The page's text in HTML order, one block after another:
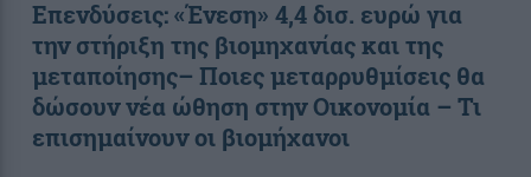
Επενδύσεις: «Ένεση» 4,4 δισ. ευρώ για
την στήριξη της βιομηχανίας και της
μεταποίησης– Ποιες μεταρρυθμίσεις θα
δώσουν νέα ώθηση στην Οικονομία – Τι
επισημαίνουν οι βιομήχανοι